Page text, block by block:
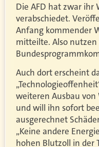
Die AFD hat zwar ihr
verabschiedet.
Anfang kommender
mitteilte. Also
Auch dort erscheint
weiteren Ausbau
und will ihn sofort
ausgerechnet
„Keine andere
hohen Blutzoll in der